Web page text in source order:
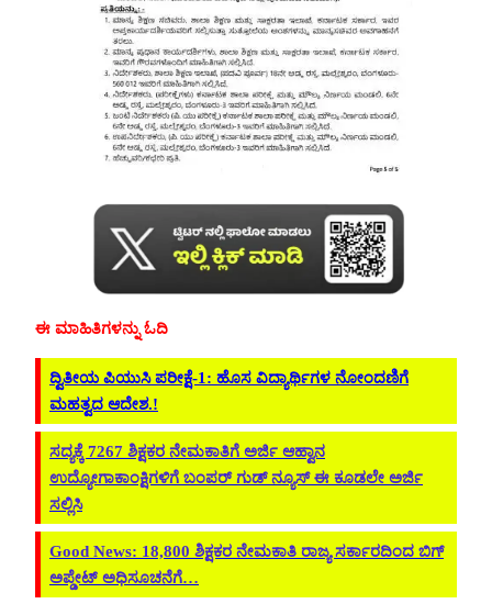
ಈ ಮಾಹಿತಿಗಳನ್ನು ಓದಿ
ದ್ವಿತೀಯ ಪಿಯುಸಿ ಪರೀಕ್ಷೆ-1: ಹೊಸ ವಿದ್ಯಾರ್ಥಿಗಳ ನೋಂದಣಿಗೆ
ಮಹತ್ವದ ಆದೇಶ.!
ಸದ್ಯಕ್ಕೆ 7267 ಶಿಕ್ಷಕರ ನೇಮಕಾತಿಗೆ ಅರ್ಜಿ ಆಹ್ವಾನ
ಉದ್ಯೋಗಾಕಾಂಕ್ಷಿಗಳಿಗೆ ಬಂಪರ್ ಗುಡ್ ನ್ಯೂಸ್ ಈ ಕೂಡಲೇ ಅರ್ಜಿ
ಸಲ್ಲಿಸಿ
Good News: 18,800 ಶಿಕ್ಷಕರ ನೇಮಕಾತಿ ರಾಜ್ಯ ಸರ್ಕಾರದಿಂದ ಬಿಗ್‌
ಅಪ್ಡೇಟ್ ಅಧಿಸೂಚನೆಗೆ…